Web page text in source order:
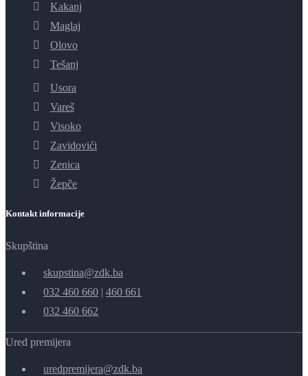
Kakanj
Maglaj
Olovo
Tešanj
Usora
Vareš
Visoko
Zavidovići
Zenica
Žepče
Kontakt informacije
Skupština
skupstina@zdk.ba
032 460 660 | 460 661
032 460 662
Ured premijera
uredpremijera@zdk.ba